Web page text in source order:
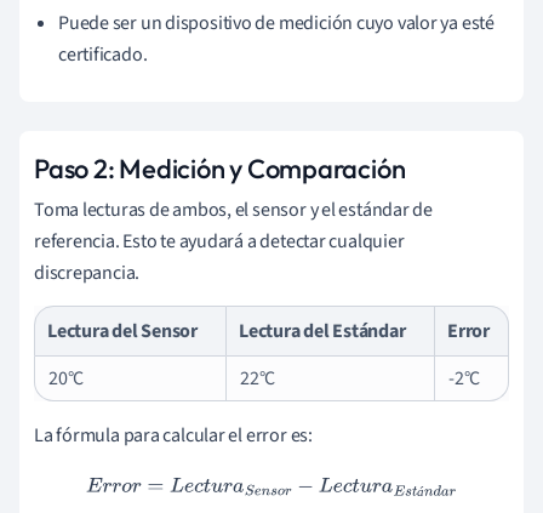
Puede ser un dispositivo de medición cuyo valor ya esté
certificado.
Paso 2: Medición y Comparación
Toma lecturas de ambos, el sensor y el estándar de
referencia. Esto te ayudará a detectar cualquier
discrepancia.
Lectura del Sensor Lectura del Estándar
Error
20°C
22°C -2°C
La fórmula para calcular el error es:
á
Error= LecturaSensor− Le cturaEstándar